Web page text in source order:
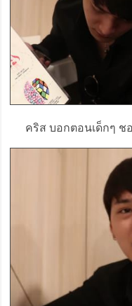
คริส บอกตอนเด็กๆ ช